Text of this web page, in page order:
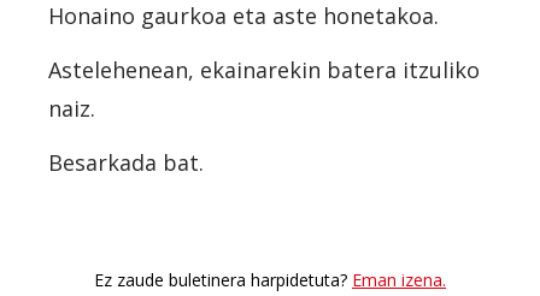
Honaino gaurkoa eta aste honetakoa.
Astelehenean, ekainarekin batera itzuliko
naiz.
Besarkada bat.
Ez zaude buletinera harpidetuta? Eman izena.